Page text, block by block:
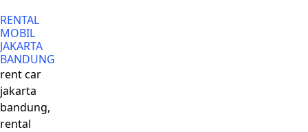
RENTAL
MOBIL
JAKARTA
BANDUNG
rent car
jakarta
bandung,
rental